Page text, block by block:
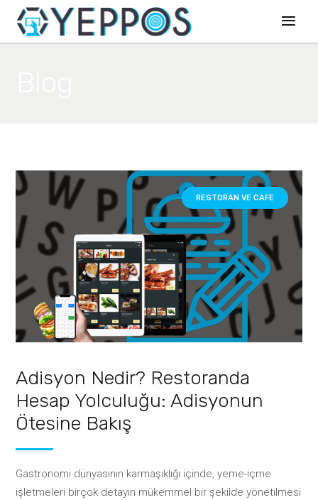
RESTORAN VE CAFE
Adisyon Nedir? Restoranda
Hesap Yolculuğu: Adisyonun
Ötesine Bakış
Gastronomi dünyasının karmaşıklığı içinde, yeme-içme
işletmeleri birçok detayın mükemmel bir şekilde yönetilmesi